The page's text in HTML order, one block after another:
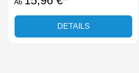
Ab
DETAILS